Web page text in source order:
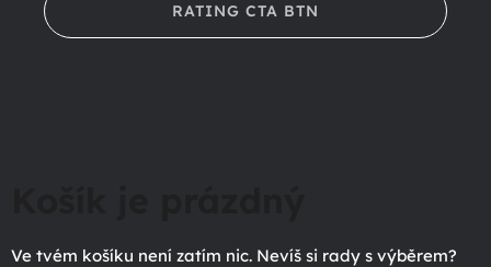
RATING CTA BTN
Ve tvém košíku není zatím nic. Nevíš si rady s výběrem?